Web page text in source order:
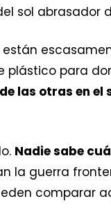
sol abrasador
están
para
las otras en el
Nadie sabe
la guerra
comparar